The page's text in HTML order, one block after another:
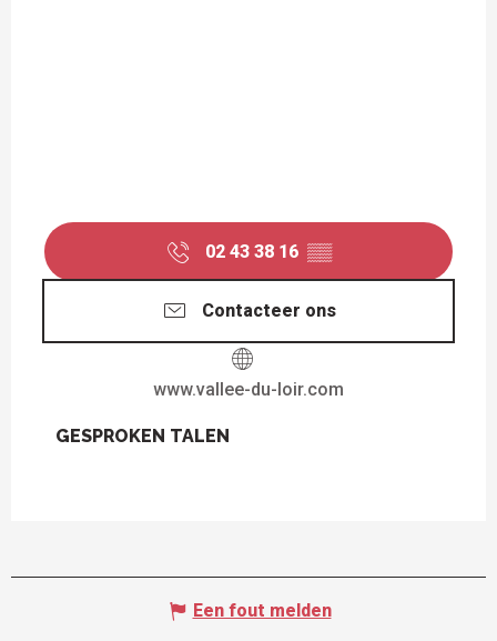
02 43 38 16 ▒▒
Contacteer ons
www.vallee-du-loir.com
GESPROKEN TALEN
GESPROKEN TALEN
Een fout melden